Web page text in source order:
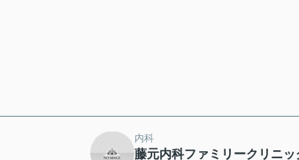
内科
藤元内科ファミリークリニッ